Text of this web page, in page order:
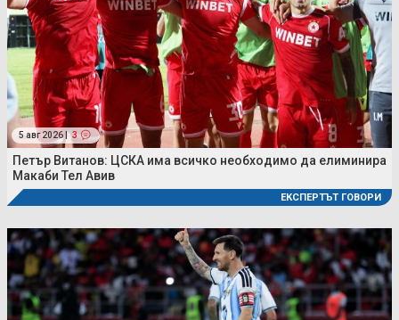
5 авг 2026 | 3
Петър Витанов: ЦСКА има всичко необходимо да елиминира
Макаби Тел Авив
ЕКСПЕРТЪТ ГОВОРИ